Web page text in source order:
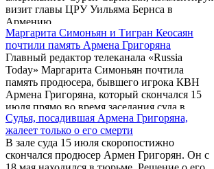
визит главы ЦРУ Уильяма Бернса в
Армению.
Маргарита Симоньян и Тигран Кеосаян
почтили память Армена Григоряна
Главный редактор телеканала «Russia
Today» Маргарита Симоньян почтила
память продюсера, бывшего игрока КВН
Армена Григоряна, который скончался 15
июля прямо во время заседания суда в
Ереване.
Судья, посадившая Армена Григоряна,
жалеет только о его смерти
В зале суда 15 июля скоропостижно
скончался продюсер Армен Григорян. Он с